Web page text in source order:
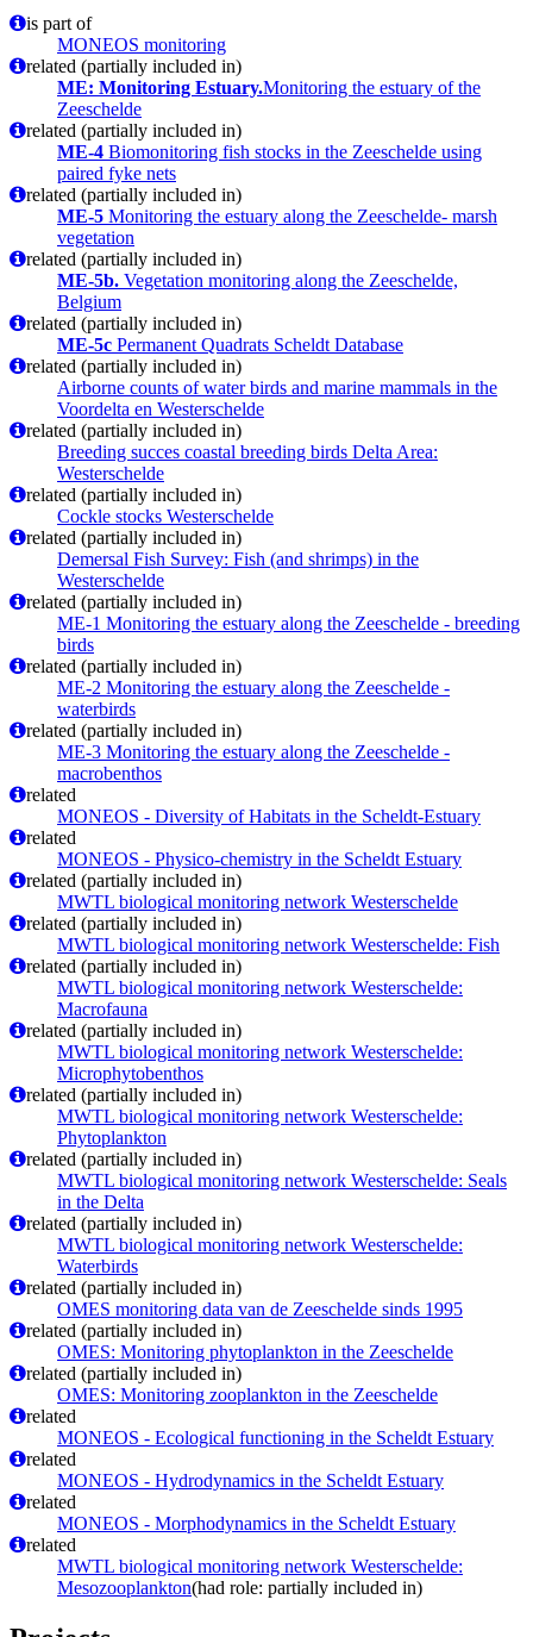
is part of
MONEOS monitoring
related (partially included in)
ME: Monitoring Estuary.Monitoring the estuary of the
Zeeschelde
related (partially included in)
ME-4 Biomonitoring fish stocks in the Zeeschelde using
paired fyke nets
related (partially included in)
ME-5 Monitoring the estuary along the Zeeschelde- marsh
vegetation
related (partially included in)
ME-5b. Vegetation monitoring along the Zeeschelde,
Belgium
related (partially included in)
ME-5c Permanent Quadrats Scheldt Database
related (partially included in)
Airborne counts of water birds and marine mammals in the
Voordelta en Westerschelde
related (partially included in)
Breeding succes coastal breeding birds Delta Area:
Westerschelde
related (partially included in)
Cockle stocks Westerschelde
related (partially included in)
Demersal Fish Survey: Fish (and shrimps) in the
Westerschelde
related (partially included in)
ME-1 Monitoring the estuary along the Zeeschelde - breeding
birds
related (partially included in)
ME-2 Monitoring the estuary along the Zeeschelde -
waterbirds
related (partially included in)
ME-3 Monitoring the estuary along the Zeeschelde -
macrobenthos
related
MONEOS - Diversity of Habitats in the Scheldt-Estuary
related
MONEOS - Physico-chemistry in the Scheldt Estuary
related (partially included in)
MWTL biological monitoring network Westerschelde
related (partially included in)
MWTL biological monitoring network Westerschelde: Fish
related (partially included in)
MWTL biological monitoring network Westerschelde:
Macrofauna
related (partially included in)
MWTL biological monitoring network Westerschelde:
Microphytobenthos
related (partially included in)
MWTL biological monitoring network Westerschelde:
Phytoplankton
related (partially included in)
MWTL biological monitoring network Westerschelde: Seals
in the Delta
related (partially included in)
MWTL biological monitoring network Westerschelde:
Waterbirds
related (partially included in)
OMES monitoring data van de Zeeschelde sinds 1995
related (partially included in)
OMES: Monitoring phytoplankton in the Zeeschelde
related (partially included in)
OMES: Monitoring zooplankton in the Zeeschelde
related
MONEOS - Ecological functioning in the Scheldt Estuary
related
MONEOS - Hydrodynamics in the Scheldt Estuary
related
MONEOS - Morphodynamics in the Scheldt Estuary
related
MWTL biological monitoring network Westerschelde:
Mesozooplankton(had role: partially included in)